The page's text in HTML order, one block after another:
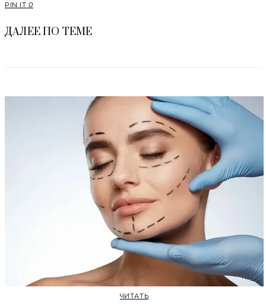
PIN IT 0
ДАЛЕЕ ПО ТЕМЕ
ЧИТАТЬ